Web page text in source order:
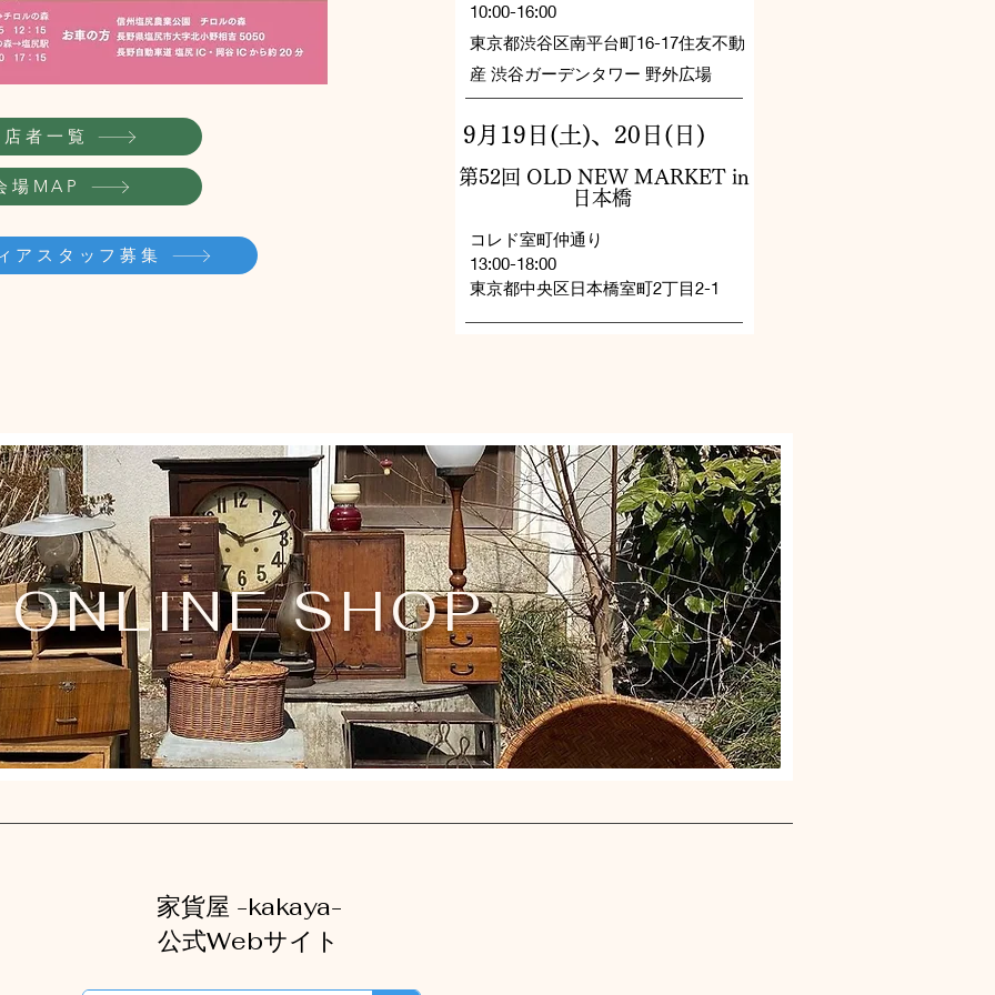
店者一覧
場MAP
アスタッフ募集
10:00-16:00
東京都渋谷区南平台町16-17住友不動
産 渋谷ガーデンタワー 野外広場
9月19日(土)、20日(日)​
第52回 OLD NEW MARKET in
日本橋
コレド室町仲通り
13:00-18:00
東京都中央区日本橋室町2丁目2-1​
ONLINE SHOP
家貨屋 -kakaya-
公式Webサイト